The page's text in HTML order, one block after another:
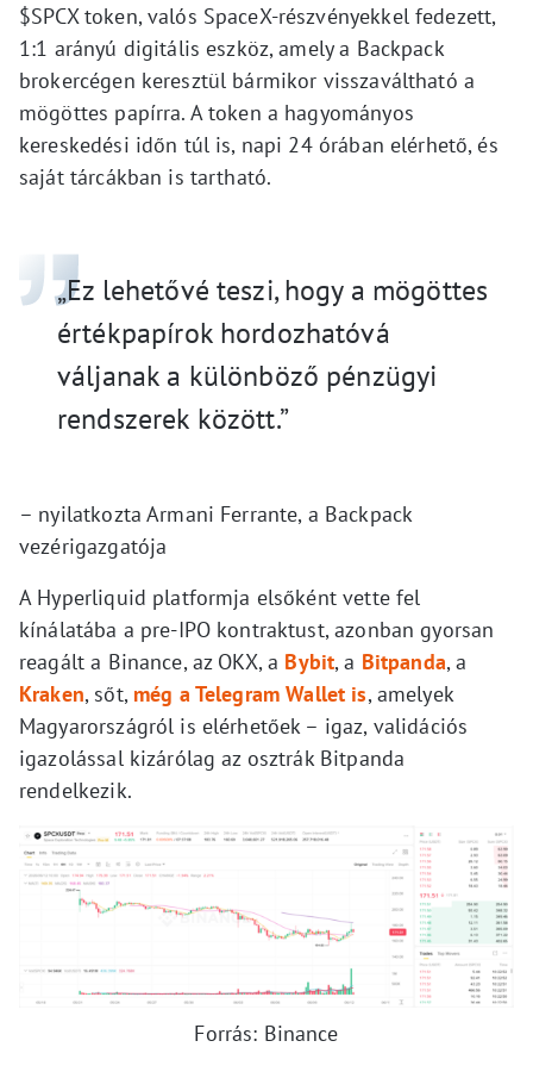
$SPCX token, valós SpaceX-részvényekkel fedezett,
1:1 arányú digitális eszköz, amely a Backpack
brokercégen keresztül bármikor visszaváltható a
mögöttes papírra. A token a hagyományos
kereskedési időn túl is, napi 24 órában elérhető, és
saját tárcákban is tartható.
„Ez lehetővé teszi, hogy a mögöttes
értékpapírok hordozhatóvá
váljanak a különböző pénzügyi
rendszerek között.”
– nyilatkozta Armani Ferrante, a Backpack
vezérigazgatója
A Hyperliquid platformja elsőként vette fel
kínálatába a pre-IPO kontraktust, azonban gyorsan
reagált a Binance, az OKX, a Bybit, a Bitpanda, a
Kraken, sőt, még a Telegram Wallet is, amelyek
Magyarországról is elérhetőek – igaz, validációs
igazolással kizárólag az osztrák Bitpanda
rendelkezik.
Forrás: Binance